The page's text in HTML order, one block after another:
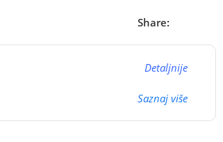
Share:
Detaljnije
Saznaj više